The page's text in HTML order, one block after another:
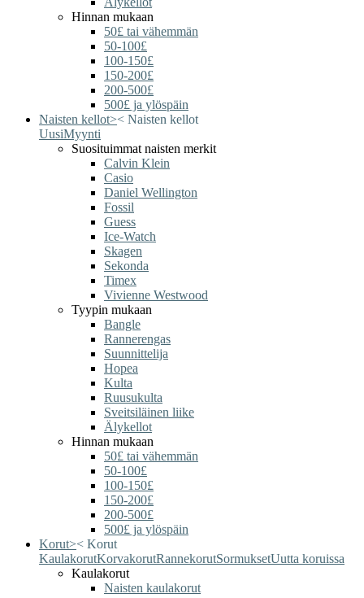
Hinnan mukaan
50£ tai vähemmän
50-100£
100-150£
150-200£
200-500£
500£ ja ylöspäin
Naisten kellot>< Naisten kellot
UusiMyynti
Suosituimmat naisten merkit
Calvin Klein
Casio
Daniel Wellington
Fossil
Guess
Ice-Watch
Skagen
Sekonda
Timex
Vivienne Westwood
Tyypin mukaan
Bangle
Rannerengas
Suunnittelija
Hopea
Kulta
Ruusukulta
Sveitsiläinen liike
Älykellot
Hinnan mukaan
50£ tai vähemmän
50-100£
100-150£
150-200£
200-500£
500£ ja ylöspäin
Korut>< Korut
KaulakorutKorvakorutRannekorutSormuksetUutta koruissa
Kaulakorut
Naisten kaulakorut